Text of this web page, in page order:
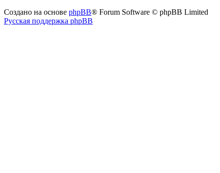
Создано на основе phpBB® Forum Software © phpBB Limited
Русская поддержка phpBB